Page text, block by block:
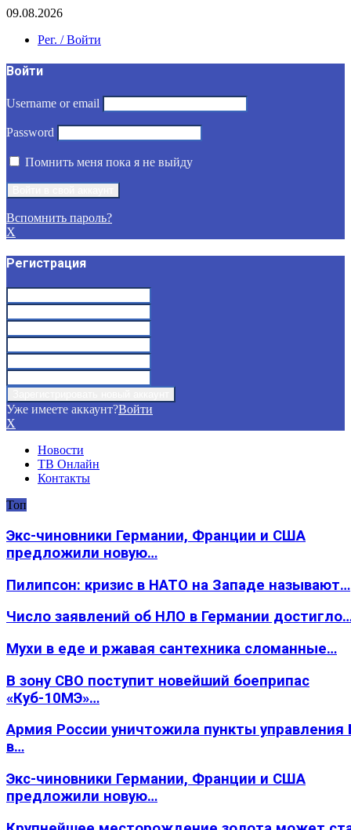
09.08.2026
Рег. / Войти
Войти
Username or email
Password
Помнить меня пока я не выйду
Вспомнить пароль?
X
Регистрация
Уже имеете аккаунт?Войти
X
Новости
ТВ Онлайн
Контакты
Топ
Экс-чиновники Германии, Франции и США
предложили новую…
Пилипсон: кризис в НАТО на Западе называют…
Число заявлений об НЛО в Германии
Мухи в еде и ржавая сантехника сломанные…
В зону СВО поступит новейший боеприпас
«Куб-10МЭ»…
Армия России уничтожила пункты
в…
Экс-чиновники Германии, Франции и США
предложили новую…